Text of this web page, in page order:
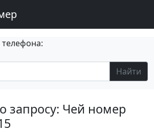
Найти
запросу: Чей номер